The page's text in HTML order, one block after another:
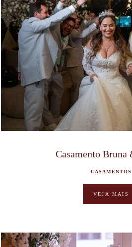
Casamento Bruna
CASAMENTOS
VEJA MAIS